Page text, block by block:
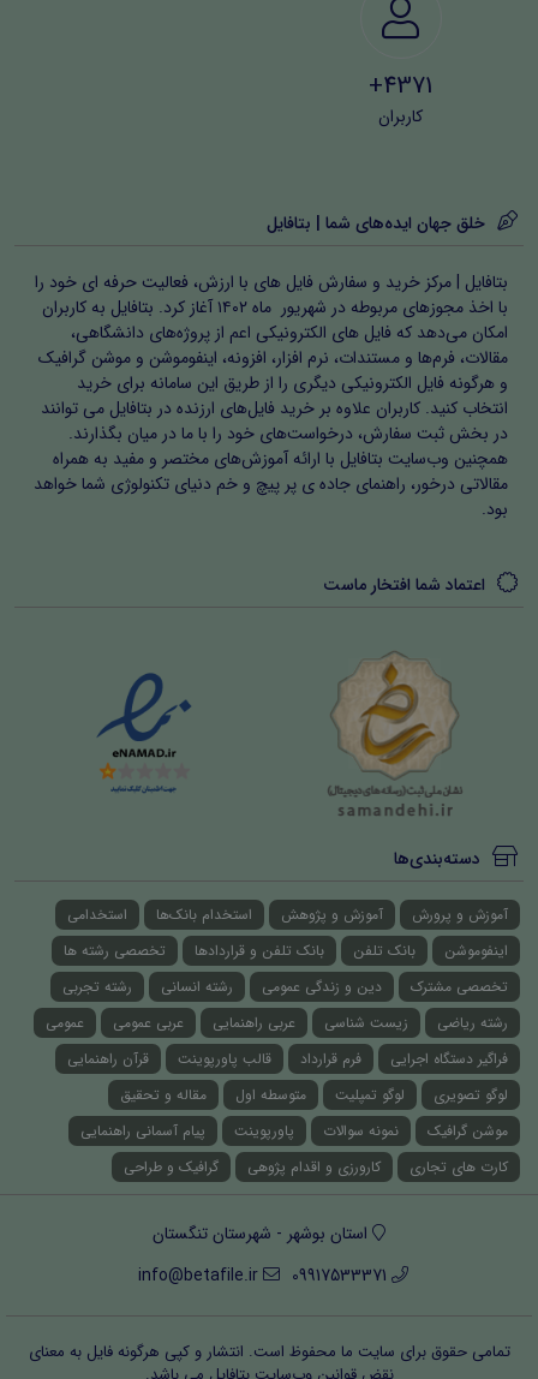
4371+
کاربران
خلق جهان ایده‌های شما | بتافایل
بتافایل | مرکز خرید و سفارش فایل های با ارزش، فعالیت حرفه ای خود را
با اخذ مجوزهای مربوطه در شهریور ماه ۱۴۰۲ آغاز کرد. بتافایل به کاربران
امکان می‌دهد که فایل های الکترونیکی اعم از پروژه‌های دانشگاهی،
مقالات، فرم‌ها و مستندات، نرم افزار، افزونه، اینفوموشن و موشن گرافیک
و هرگونه فایل الکترونیکی دیگری را از طریق این سامانه برای خرید
انتخاب کنید. کاربران علاوه بر خرید فایل‌های ارزنده در بتافایل می توانند
در بخش ثبت سفارش، درخواست‌های خود را با ما در میان بگذارند.
همچنین وب‌سایت بتافایل با ارائه آموزش‌های مختصر و مفید به همراه
مقالاتی درخور، راهنمای جاده ی پر پیچ و خم دنیای تکنولوژی شما خواهد
بود.
اعتماد شما افتخار ماست
دسته‌بندی‌ها
آموزش و پرورش آموزش و پژوهش استخدام بانک‌ها
استخدامی
اینفوموشن
بانک تلفن بانک تلفن و قراردادها
تخصصی رشته ها
تخصصی مشترک
دین و زندگی عمومی رشته انسانی
رشته تجربی
رشته ریاضی
زیست شناسی عربی راهنمایی عربی عمومی
عمومی
فراگیر دستگاه اجرایی
فرم قرارداد قالب پاورپوینت
قرآن راهنمایی
لوگو تصویری
لوگو تمپلیت متوسطه اول
مقاله و تحقیق
موشن گرافیک
نمونه سوالات پاورپوینت
پیام آسمانی راهنمایی
کارت های تجاری
کارورزی و اقدام پژوهی گرافیک و طراحی
استان بوشهر - شهرستان تنگستان
09917533371
info@betafile.ir
تمامی حقوق برای سایت ما محفوظ است. انتشار و کپی هرگونه فایل‌ به معنای